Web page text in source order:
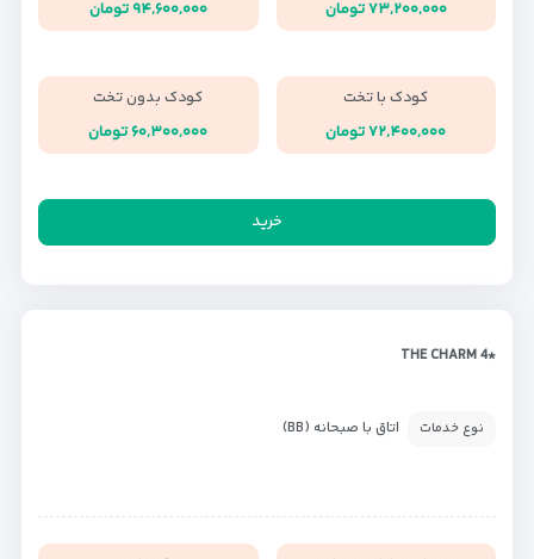
۷۳,۲۰۰,۰۰۰ تومان
۹۴,۶۰۰,۰۰۰ تومان
کودک با تخت
۷۲,۴۰۰,۰۰۰ تومان
کودک بدون تخت
۶۰,۳۰۰,۰۰۰ تومان
خرید
*THE CHARM 4
نوع خدمات اتاق با صبحانه (BB)